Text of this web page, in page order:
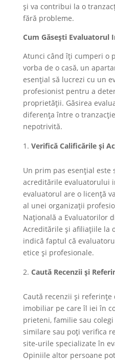
și va contribui la o
fără probleme.
Cum Găsești
Atunci când îți cumperi o
vorba de o casă, un
esențial să lucrezi cu un
profesionist pentru a
proprietății. Găsirea
diferența între o
nepotrivită.
Verifică Calificările și
Un prim pas esențial este
acreditările evaluatorului
evaluatorul are o licență
al unei organizații
Națională a Evaluatorilor
Acreditările și afiliațiile la
indică faptul că
etice și profesionale.
Caută Recenzii și
Caută recenzii și
imobiliar pe care îl iei în
prieteni, familie sau
similare sau poți verifica
site-urile specializate în
Opiniile altor persoane